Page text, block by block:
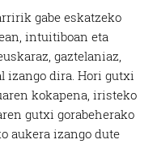
gabe eskatzeko
intuitiboan eta
gaztelaniaz,
izango dira. Hori gutxi
kokapena, iristeko
gutxi gorabeherako
aukera izango dute